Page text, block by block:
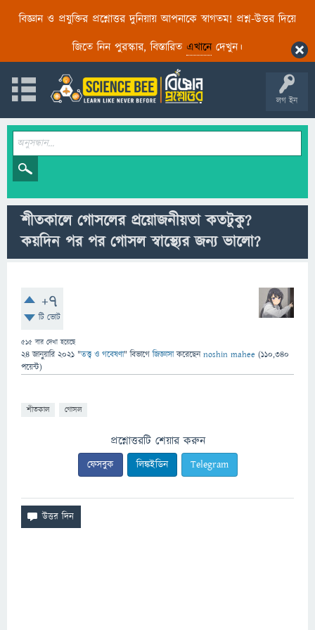
বিজ্ঞান ও প্রযুক্তির প্রশ্নোত্তর দুনিয়ায় আপনাকে স্বাগতম! প্রশ্ন-উত্তর দিয়ে
জিতে নিন পুরস্কার, বিস্তারিত এখানেদেখুন।
লগ ইন
শীতকালে গোসলের প্রয়োজনীয়তা কতটুকু?
কয়দিন পর পর গোসল স্বাস্থ্যের জন্য ভালো?
+7
টি ভোট
515 বার দেখা হয়েছে
24 জানুয়ারি 2021 "তত্ত্ব ও গবেষণা" বিভাগে জিজ্ঞাসাকরেছেনnoshin mahee (110,340
পয়েন্ট)
শীতকাল গোসল
প্রশ্নোত্তরটি শেয়ার করুন
ফেসবুক লিঙ্কইডিন Telegram